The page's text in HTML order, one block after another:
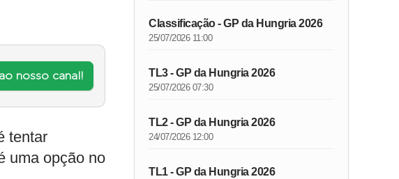
nosso canal!
tentar
uma opção no
Classificação - GP da Hungria 2026
25/07/2026 11:00
TL3 - GP da Hungria 2026
25/07/2026 07:30
TL2 - GP da Hungria 2026
24/07/2026 12:00
TL1 - GP da Hungria 2026